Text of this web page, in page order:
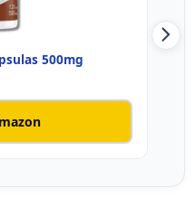
500mg